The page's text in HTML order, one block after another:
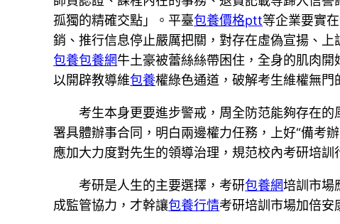
孤獨的精確交點」。平臺包養價格ptt等企業要實
銷、推行信息停止嚴厲把關，對存在虛偽宣揚、
包養包養網牛土豪被蕾絲絲帶困住，全身的肌肉
以開辟教導維包養權綠色通道，破解考生維權無門
考生本身更要進步警戒，周全防范能夠存在的
署具體辦事合同，明白兩邊權力任務，上好“備考
應加大力度對先生的領導治理，規范校內考研培
考研是人生的主要選擇，考研包養網培訓市場
成監管協力，才幹讓包養行情考研培訓市場加倍安